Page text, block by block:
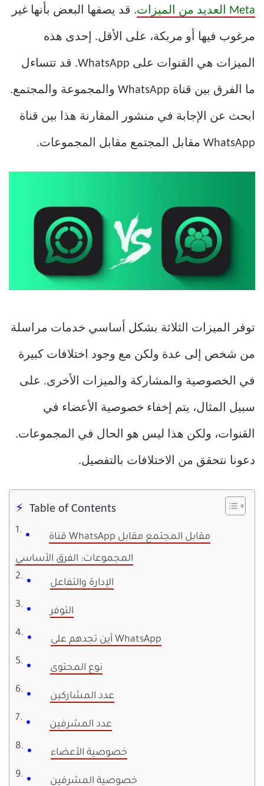
Meta العديد من الميزات . قد يصفها البعض بأنها غير
مرغوب فيها أو مربكة، على الأقل. إحدى هذه
الميزات هي القنوات على WhatsApp. قد تتساءل
ما الفرق بين قناة WhatsApp والمجموعة والمجتمع.
ابحث عن الإجابة في منشور المقارنة هذا بين قناة
WhatsApp مقابل المجتمع مقابل المجموعات.
توفر الميزات الثلاثة بشكل أساسي خدمات مراسلة
من شخص إلى عدة ولكن مع وجود اختلافات كبيرة
في الخصوصية والمشاركة والميزات الأخرى. على
سبيل المثال، يتم إخفاء خصوصية الأعضاء في
القنوات، ولكن هذا ليس هو الحال في المجموعات.
دعونا نتحقق من الاختلافات بالتفصيل.
Table of Contents
قناة WhatsApp مقابل المجتمع مقابل
المجموعات: الفرق الأساسي
الإدارة والتفاعل
التوفر
أين تجدهم على WhatsApp
نوع المحتوى
عدد المشاركين
عدد المشرفين
خصوصية الأعضاء
خصوصية المشرفين